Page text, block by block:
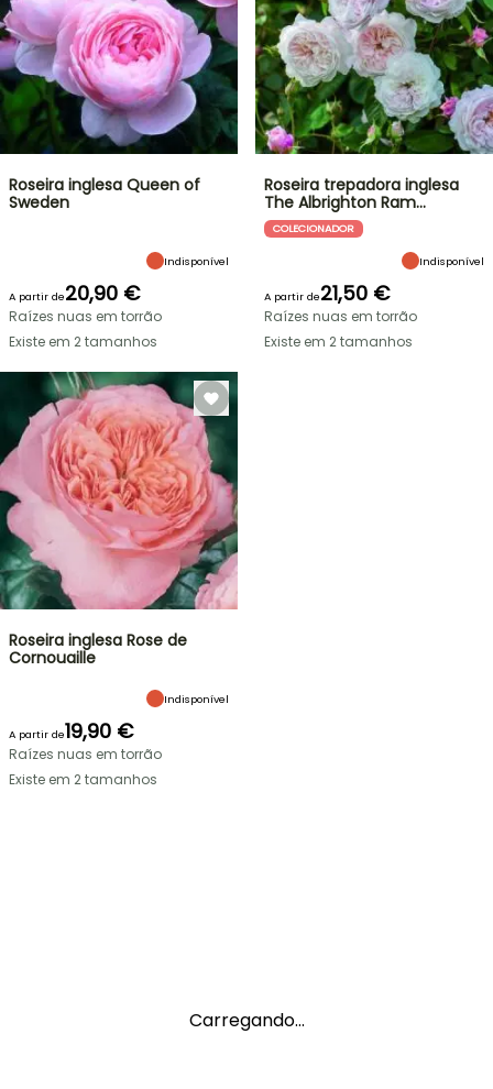
Roseira inglesa Queen of
Sweden
Indisponível
A partir de20,90 €
Raízes nuas em torrão
Existe em 2 tamanhos
Roseira trepadora inglesa
The Albrighton Ram…
COLECIONADOR
Indisponível
A partir de21,50 €
Raízes nuas em torrão
Existe em 2 tamanhos
Roseira inglesa Rose de
Cornouaille
Indisponível
A partir de19,90 €
Raízes nuas em torrão
Existe em 2 tamanhos
Carregando...